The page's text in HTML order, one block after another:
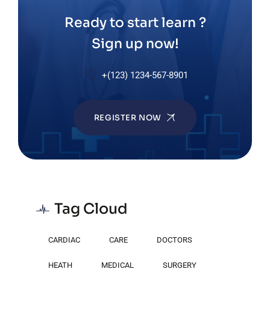
Ready to start learn ?
Sign up now!
+(123) 1234-567-8901
REGISTER NOW
Tag Cloud
CARDIAC CARE DOCTORS
HEATH MEDICAL SURGERY